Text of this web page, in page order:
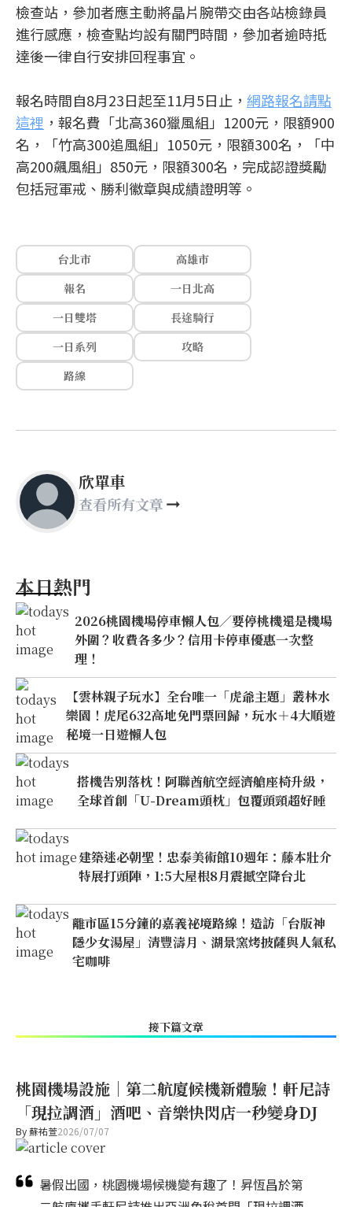
檢查站，參加者應主動將晶片腕帶交由各站檢錄員
進行感應，檢查點均設有關門時間，參加者逾時抵
達後一律自行安排回程事宜。
報名時間自8月23日起至11月5日止， 網路報名請點
這裡 ，報名費「北高360獵風組」1200元，限額900
名，「竹高300追風組」1050元，限額300名，「中
高200飆風組」850元，限額300名，完成認證獎勵
包括冠軍戒、勝利徽章與成績證明等。
台北市
高雄市
報名
一日北高
一日雙塔
長途騎行
一日系列
攻略
路線
欣單車
查看所有文章
本日熱門
2026桃園機場停車懶人包／要停桃機還是機場
外圍？收費各多少？信用卡停車優惠一次整
理！
【雲林親子玩水】全台唯一「虎爺主題」叢林水
樂園！虎尾632高地免門票回歸，玩水＋4大順遊
秘境一日遊懶人包
搭機告別落枕！阿聯酋航空經濟艙座椅升級，
全球首創「U-Dream頭枕」包覆頭頸超好睡
建築迷必朝聖！忠泰美術館10週年：藤本壯介
特展打頭陣，1:5大屋根8月震撼空降台北
離市區15分鐘的嘉義祕境路線！造訪「台版神
隱少女湯屋」清豐濤月、湖景窯烤披薩與人氣私
宅咖啡
接下篇文章
桃園機場設施｜第二航廈候機新體驗！軒尼詩
「現拉調酒」酒吧、音樂快閃店一秒變身DJ
By蘇祐萱2026/07/07
暑假出國，桃園機場候機變有趣了！昇恆昌於第